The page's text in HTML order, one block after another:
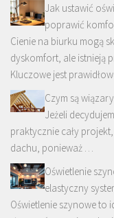
Jak ustawić
poprawić
Cienie na biurku mogą
dyskomfort, ale istnieją
Kluczowe jest
Czym są
Jeżeli
praktycznie cały
dachu, ponieważ …
Oświetlenie
elastyczny
Oświetlenie szynowe to